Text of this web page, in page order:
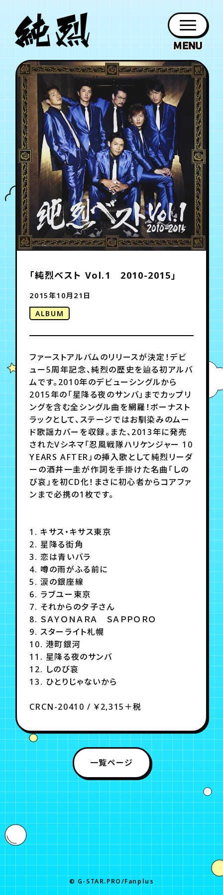
お知らせ
NEWS
日程
SCHEDULE
チケット
TICKET
紹介
PROFILE
作品
DISCOGRAPHY
日記
BLOG
グッズ
GOODS
ホーム
HOME
ファン
クラブ
年会員制ファンクラブ
チケット
TICKET FC NEWS MOVIE
月会員制ファンクラブ
会員登録 ログイン
年会員制ファンクラブ
会員登録 ログイン
チケット
FC TICKET
お知らせ
FC NEWS
ムービー
MOVIE
月会員制ファンクラブ
「純烈ベスト Vol.1 2010-2015」
2015年10月21日
ALBUM
ファーストアルバムのリリースが決定！デビ
ュー5周年記念、純烈の歴史を辿る初アルバ
ムです。2010年のデビューシングルから
2015年の「星降る夜のサンバ」までカップリ
ングを含む全シングル曲を網羅！ボーナスト
ラックとして、ステージではお馴染みのムー
ド歌謡カバーを収録。また、2013年に発売
されたVシネマ「忍風戦隊ハリケンジャー 10
YEARS AFTER」の挿入歌として純烈リーダ
ーの酒井一圭が作詞を手掛けた名曲「しの
び哀」を初CD化！まさに初心者からコアファ
ンまで必携の1枚です。
1. キサス・キサス東京
2. 星降る街角
3. 恋は青いバラ
4. 噂の雨がふる前に
5. 涙の銀座線
6. ラブユー東京
7. それからの夕子さん
8. ＳＡＹＯＮＡＲＡ ＳＡＰＰＯＲＯ
9. スターライト札幌
10. 港町銀河
11. 星降る夜のサンバ
12. しのび哀
13. ひとりじゃないから
CRCN-20410 / ￥2,315＋税
一覧ページ
© G-STAR.PRO/Fanplus